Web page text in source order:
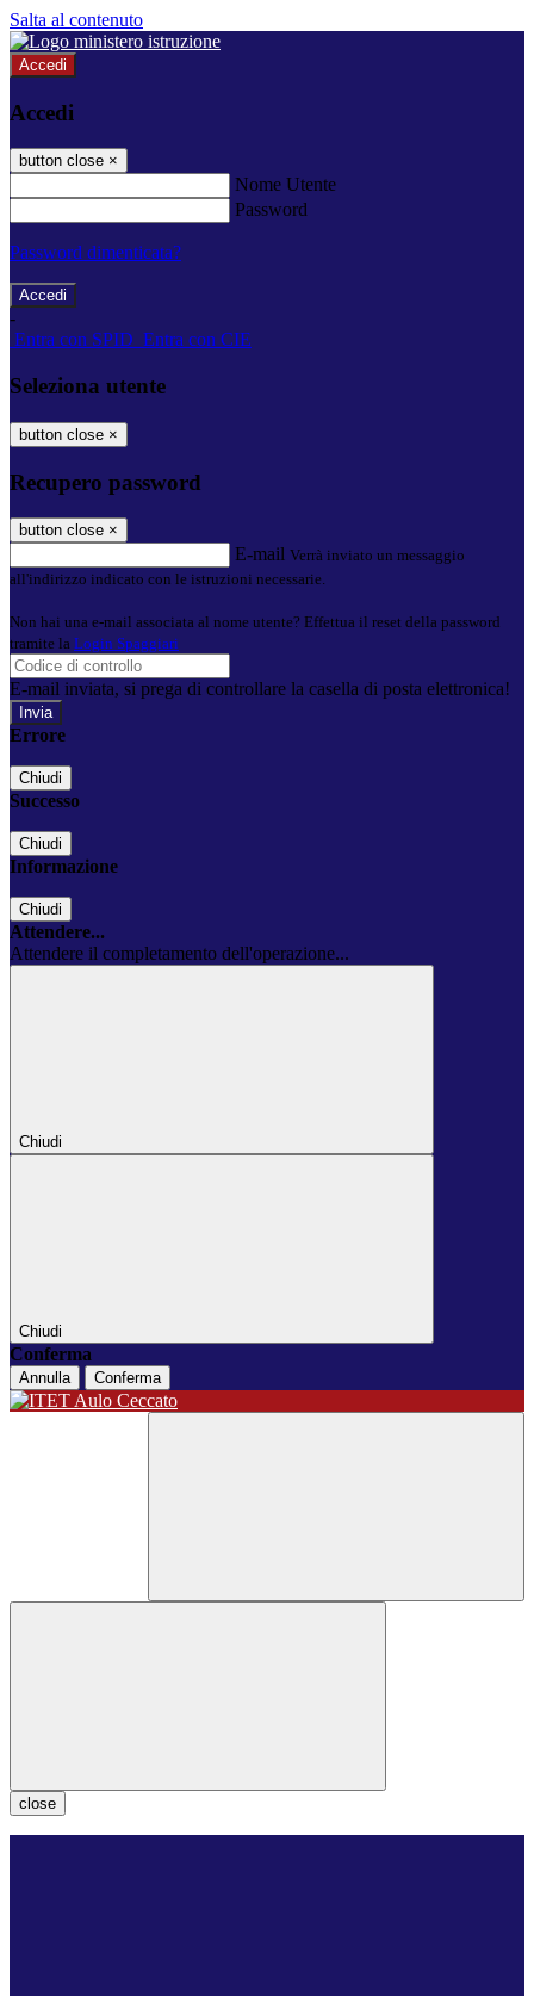
Salta al contenuto
Accedi
Accedi
button close ×
Nome Utente
Password
Password dimenticata?
-
Entra con SPID Entra con CIE
Seleziona utente
button close ×
Recupero password
button close ×
E-mail Verrà inviato un messaggio
all'indirizzo indicato con le istruzioni necessarie.
Non hai una e-mail associata al nome utente? Effettua il reset della password
tramite la Login Spaggiari
E-mail inviata, si prega di controllare la casella di posta elettronica!
Errore
Chiudi
Successo
Chiudi
Informazione
Chiudi
Attendere...
Attendere il completamento dell'operazione...
Chiudi
Chiudi
Conferma
Annulla Conferma
close